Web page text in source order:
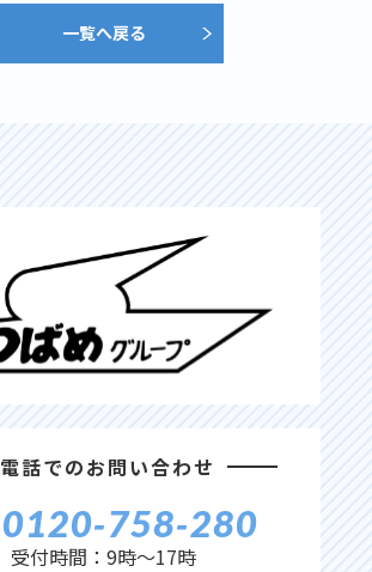
一覧へ戻る
電話でのお問い合わせ
0120‐758‐280
受付時間：9時〜17時